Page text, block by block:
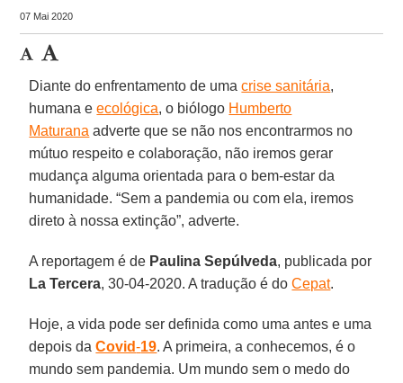
07 Mai 2020
Diante do enfrentamento de umacrise sanitária,
humana eecológica, o biólogo Humberto
Maturana adverte que se não nos encontrarmos no
mútuo respeito e colaboração, não iremos gerar
mudança alguma orientada para o bem-estar da
humanidade. “Sem a pandemia ou com ela, iremos
direto à nossa extinção”, adverte.
A reportagem é de Paulina Sepúlveda, publicada por
La Tercera, 30-04-2020. A tradução é doCepat.
Hoje, a vida pode ser definida como uma antes e uma
depois daCovid-19. A primeira, a conhecemos, é o
mundo sem pandemia. Um mundo sem o medo do